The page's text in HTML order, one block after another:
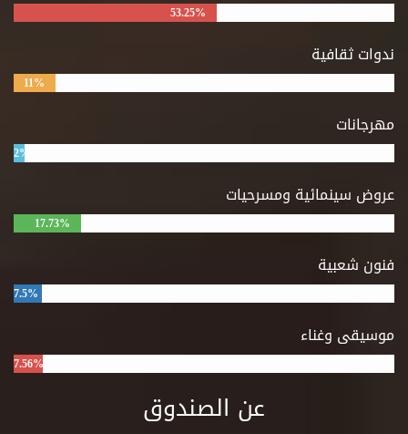
53.25%
ندوات ثقافية
11%
مهرجانات
2%
عروض سينمائية ومسرحيات
17.73%
فنون شعبية
7.5%
موسيقى وغناء
7.56%
عن الصندوق